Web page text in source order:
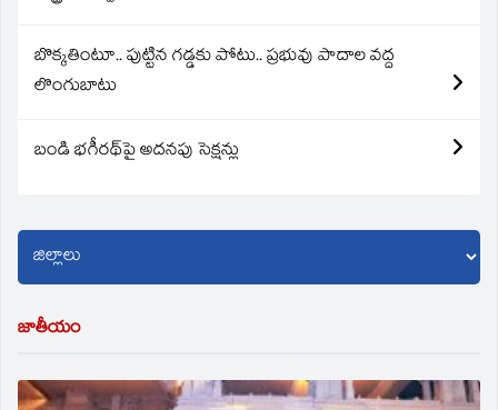
బొక్కతింటూ.. పుట్టిన గడ్డకు పోటు.. ప్రభువు పాదాల వద్ద
లొంగుబాటు
బండి భగీరథ్‌పై అదనపు సెక్షన్లు
జాతీయం